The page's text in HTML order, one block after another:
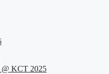
@ KCT 2025